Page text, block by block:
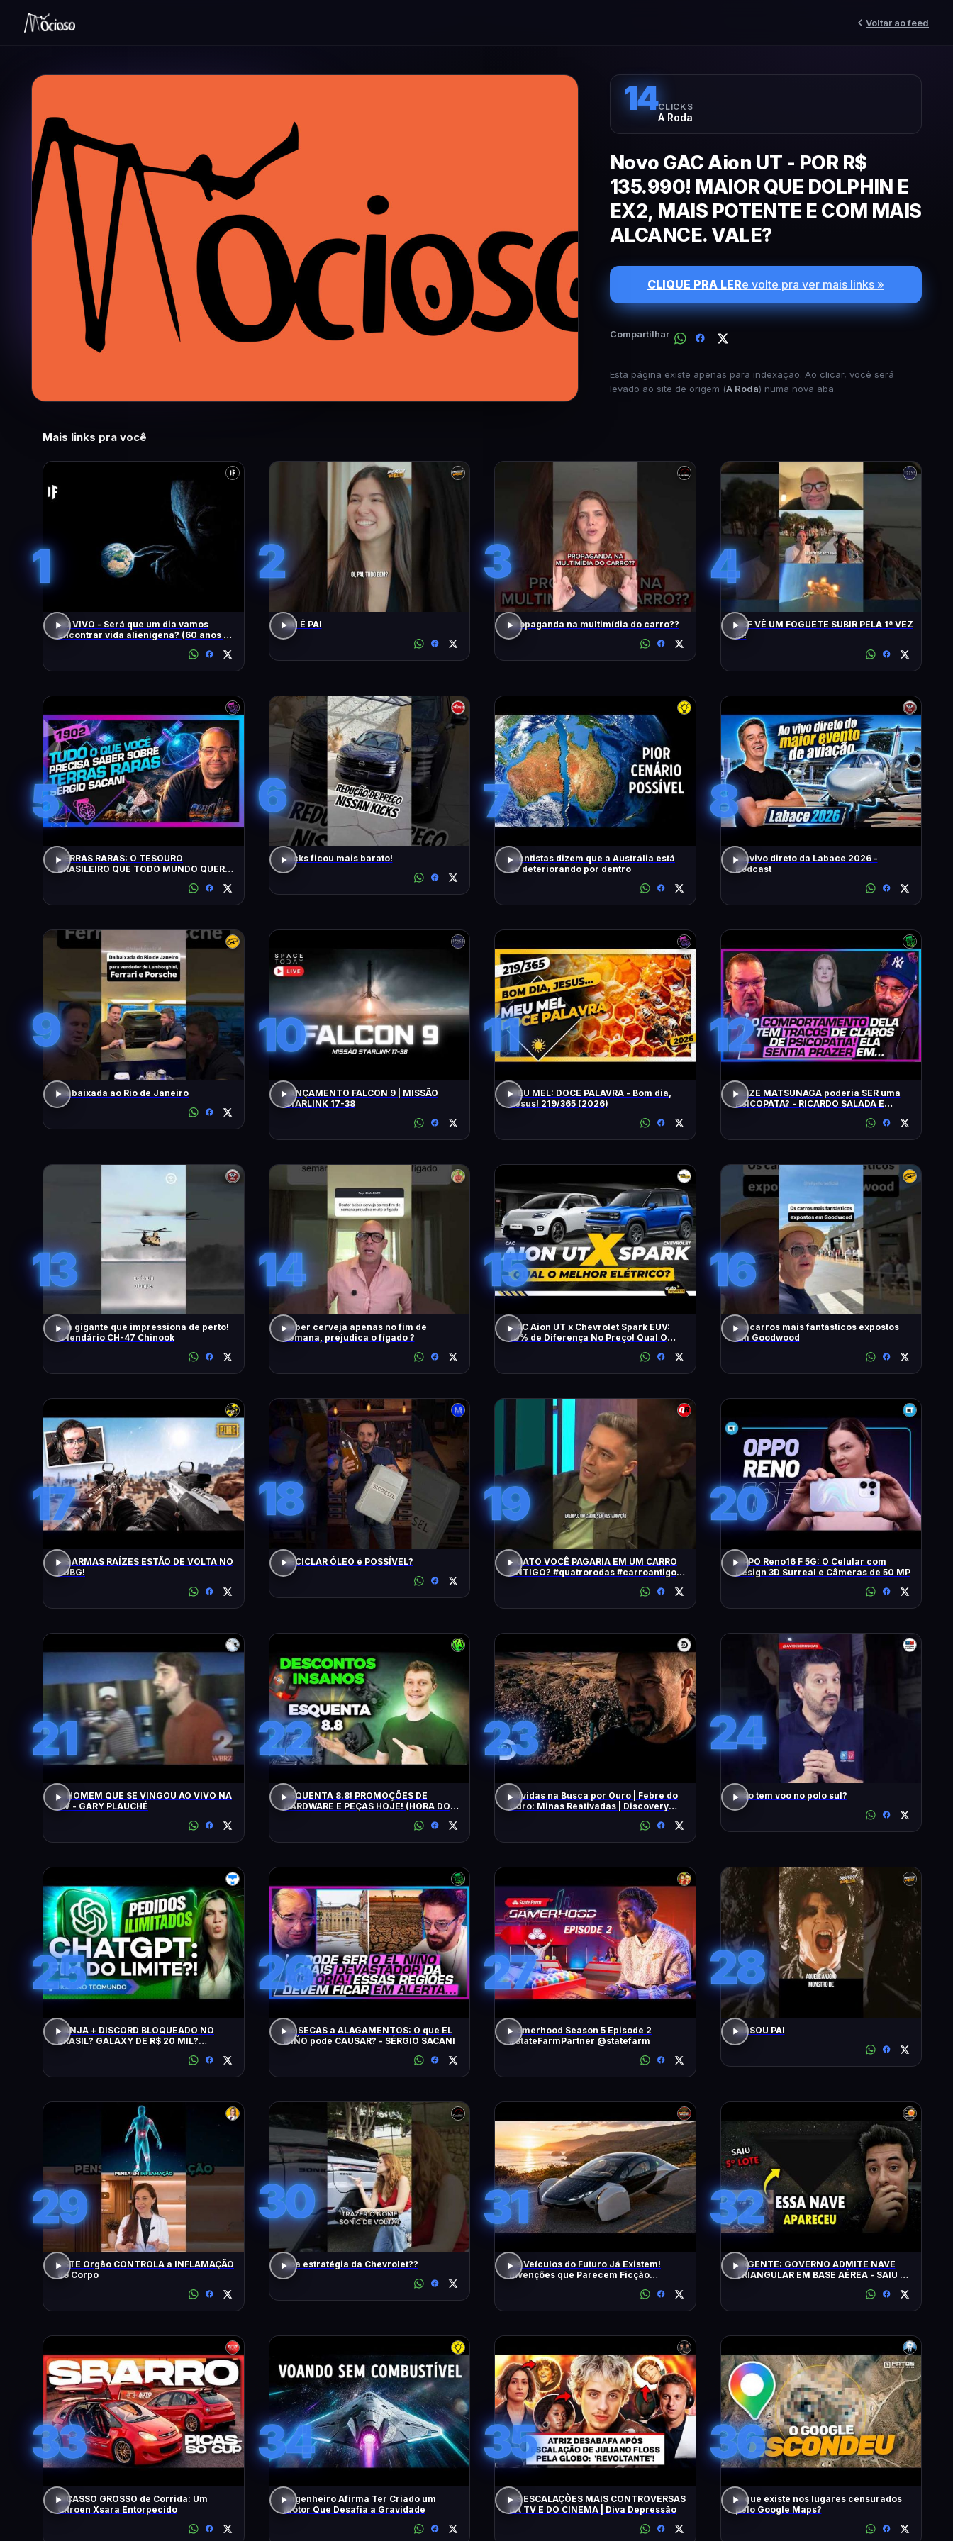
Voltar ao feed
14CLICKS
A Roda
Novo GAC Aion UT - POR R$
135.990! MAIOR QUE DOLPHIN E
EX2, MAIS POTENTE E COM MAIS
ALCANCE. VALE?
CLIQUE PRA LERe volte pra ver mais links »
Compartilhar
Esta página existe apenas para indexação. Ao clicar, você será
levado ao site de origem (A Roda) numa nova aba.
Mais links pra você
1
AO VIVO - Será que um dia vamos
encontrar vida alienígena? (60 anos de
2
PAI É PAI
3
Propaganda na multimídia do carro??
4
ACF VÊ UM FOGUETE SUBIR PELA 1ª VEZ
!!!!
5
TERRAS RARAS: O TESOURO
BRASILEIRO QUE TODO MUNDO QUER:
6
Kicks ficou mais barato!
7
Cientistas dizem que a Austrália está
se deteriorando por dentro
8
Ao vivo direto da Labace 2026 -
Podcast
9
Da baixada ao Rio de Janeiro
10
LANÇAMENTO FALCON 9 | MISSÃO
STARLINK 17-38
11
MEU MEL: DOCE PALAVRA - Bom dia,
Jesus! 219/365 (2026)
12
ELIZE MATSUNAGA poderia SER uma
PSICOPATA? - RICARDO SALADA E
13
Um gigante que impressiona de perto!
O lendário CH-47 Chinook
14
Beber cerveja apenas no fim de
semana, prejudica o fígado ?
15
GAC Aion UT x Chevrolet Spark EUV:
10% de Diferença No Preço! Qual O
16
Os carros mais fantásticos expostos
em Goodwood
17
AS ARMAS RAÍZES ESTÃO DE VOLTA NO
PUBG!
18
RECICLAR ÓLEO é POSSÍVEL?
19
QUATO VOCÊ PAGARIA EM UM CARRO
ANTIGO? #quatrorodas #carroantigo
20
OPPO Reno16 F 5G: O Celular com
Design 3D Surreal e Câmeras de 50 MP
21
O HOMEM QUE SE VINGOU AO VIVO NA
TV - GARY PLAUCHÉ
22
ESQUENTA 8.8! PROMOÇÕES DE
HARDWARE E PEÇAS HOJE! (HORA DO
23
Dúvidas na Busca por Ouro | Febre do
Ouro: Minas Reativadas | Discovery
24
Não tem voo no polo sul?
25
JANJA + DISCORD BLOQUEADO NO
BRASIL? GALAXY DE R$ 20 MIL?
26
De SECAS a ALAGAMENTOS: O que EL
NIÑO pode CAUSAR? - SÉRGIO SACANI
27
Gamerhood Season 5 Episode 2
#StateFarmPartner @statefarm
28
EU SOU PAI
29
ESTE Orgão CONTROLA a INFLAMAÇÃO
do Corpo
30
Boa estratégia da Chevrolet??
31
Os Veículos do Futuro Já Existem!
Invenções que Parecem Ficção
32
URGENTE: GOVERNO ADMITE NAVE
TRIANGULAR EM BASE AÉREA - SAIU O
33
PICASSO GROSSO de Corrida: Um
Citroen Xsara Entorpecido
34
Engenheiro Afirma Ter Criado um
Motor Que Desafia a Gravidade
35
AS ESCALAÇÕES MAIS CONTROVERSAS
DA TV E DO CINEMA | Diva Depressão
36
O que existe nos lugares censurados
pelo Google Maps?